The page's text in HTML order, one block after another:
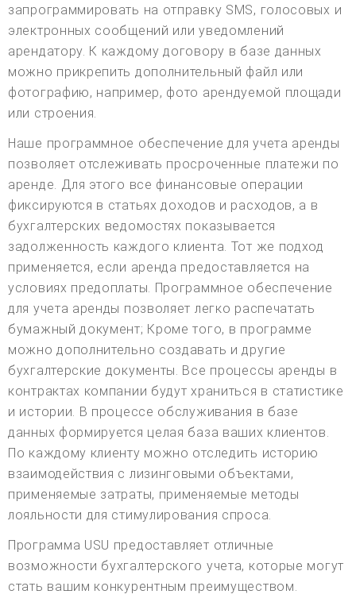
запрограммировать на отправку SMS, голосовых и
электронных сообщений или уведомлений
арендатору. К каждому договору в базе данных
можно прикрепить дополнительный файл или
фотографию, например, фото арендуемой площади
или строения.
Наше программное обеспечение для учета аренды
позволяет отслеживать просроченные платежи по
аренде. Для этого все финансовые операции
фиксируются в статьях доходов и расходов, а в
бухгалтерских ведомостях показывается
задолженность каждого клиента. Тот же подход
применяется, если аренда предоставляется на
условиях предоплаты. Программное обеспечение
для учета аренды позволяет легко распечатать
бумажный документ; Кроме того, в программе
можно дополнительно создавать и другие
бухгалтерские документы. Все процессы аренды в
контрактах компании будут храниться в статистике
и истории. В процессе обслуживания в базе
данных формируется целая база ваших клиентов.
По каждому клиенту можно отследить историю
взаимодействия с лизинговыми объектами,
применяемые затраты, применяемые методы
лояльности для стимулирования спроса.
Программа USU предоставляет отличные
возможности бухгалтерского учета, которые могут
стать вашим конкурентным преимуществом.